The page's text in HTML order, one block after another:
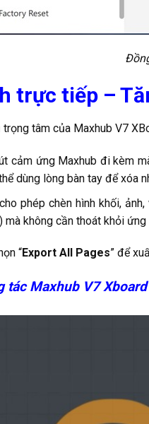
trực tiếp –
tâm của Maxhub V7
cảm ứng Maxhub đi kèm
dùng lòng bàn tay để xóa
phép chèn hình khối,
mà không cần thoát khỏi ứng
“Export All Pages” để
tác Maxhub V7